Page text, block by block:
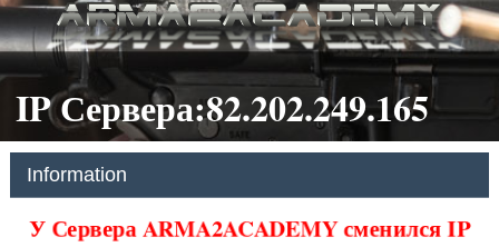
IP Сервера:82.202.249.165
Information
У Сервера ARMA2ACADEMY сменился IP